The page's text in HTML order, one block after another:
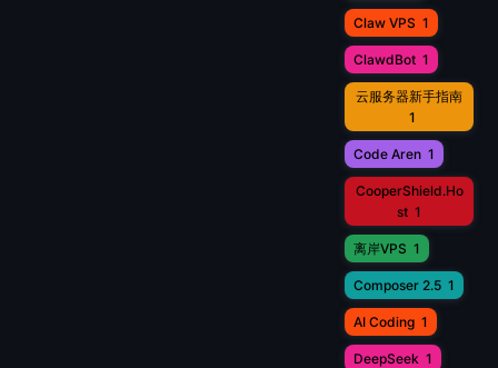
Claw VPS 1
ClawdBot 1
云服务器新手指南
1
Code Aren 1
CooperShield.Ho
st 1
离岸VPS 1
Composer 2.5 1
AI Coding 1
DeepSeek 1